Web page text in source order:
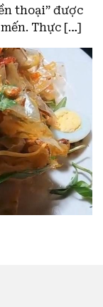
thoại” được
Thực […]